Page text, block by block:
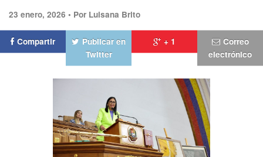
23 enero, 2026 • Por Luisana Brito
Compartir
Publicar en
Twitter
+ 1
Correo
electrónico